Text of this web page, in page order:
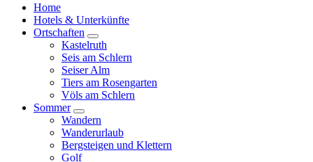
Home
Hotels & Unterkünfte
Ortschaften
Kastelruth
Seis am Schlern
Seiser Alm
Tiers am Rosengarten
Völs am Schlern
Sommer
Wandern
Wanderurlaub
Bergsteigen und Klettern
Golf